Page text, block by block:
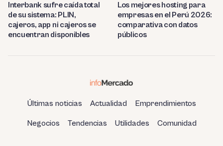
Interbank sufre caída total
de su sistema: PLIN,
cajeros, app ni cajeros se
encuentran disponibles
Los mejores hosting para
empresas en el Perú 2026:
comparativa con datos
públicos
Últimas noticias Actualidad Emprendimientos
Negocios Tendencias Utilidades Comunidad